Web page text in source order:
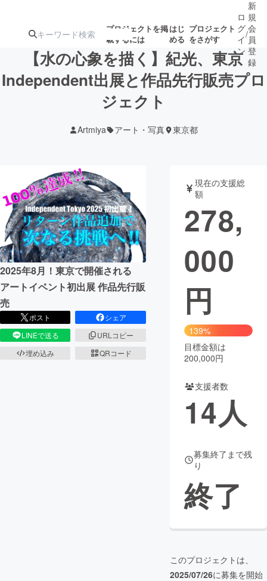
プロジェクトを掲
載するには
はじ
める
プロジェクト
をさがす
注目の新着プロ募集終了が近いプ
テクノロジー・ガジェット
映像・映画 書籍・雑誌
ビジネス・起業 チャレンジ
まちづくり・地域活性化
CAMPFIRE for Social Good CAMPFIRE Creation
CAMPFIREふるさと納税
コミュニティ
ロ
グ
イ
ン
/
新
規
会
員
登
録
【水の心象を描く】紀光、東京
Independent出展と作品先行販売プロ
ジェクト
Artmiya アート・写真 東京都
2025年8月！東京で開催される
アートイベント初出展 作品先行販
売
ポスト
シェア
LINEで送る
URLコピー
埋め込み
QRコード
現在の支援総
額
278,
000
円
139%
目標金額は
200,000円
支援者数
14人
募集終了まで残
り
終了
このプロジェクトは、
2025/07/26に募集を開始